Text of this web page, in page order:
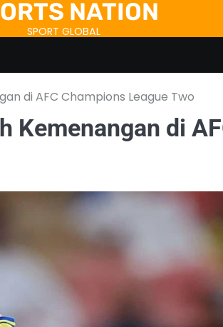
NATION
SPORT GLOBAL
di AFC Champions League Two
Kemenangan di